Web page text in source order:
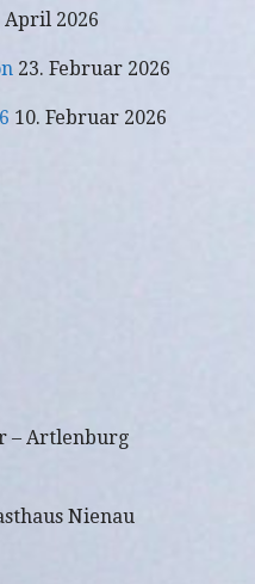
April 2026
23. Februar 2026
10. Februar 2026
– Artlenburg
Nienau